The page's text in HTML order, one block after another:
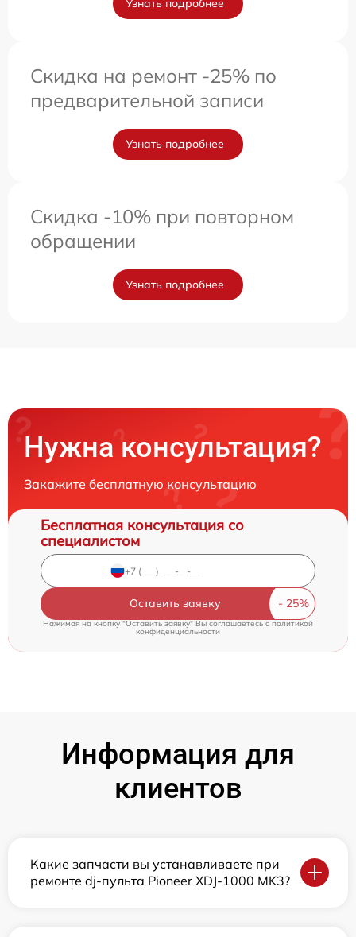
Узнать подробнее
Скидка на ремонт -25% по
предварительной записи
Узнать подробнее
Скидка -10% при повторном
обращении
Узнать подробнее
Нужна консультация?
Закажите бесплатную консультацию
Бесплатная консультация со
специалистом
Оставить заявку
Нажимая на кнопку "Оставить заявку" Вы соглашаетесь cполитикой
конфиденциальности
Информация для
клиентов
Какие запчасти вы устанавливаете при
ремонте dj-пульта Pioneer XDJ-1000 MK3?